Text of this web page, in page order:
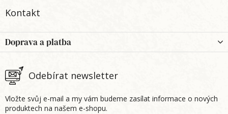
Kontakt
Odebírat newsletter
Vložte svůj e-mail a my vám budeme zasílat informace o nových
produktech na našem e-shopu.
Doprava a platba